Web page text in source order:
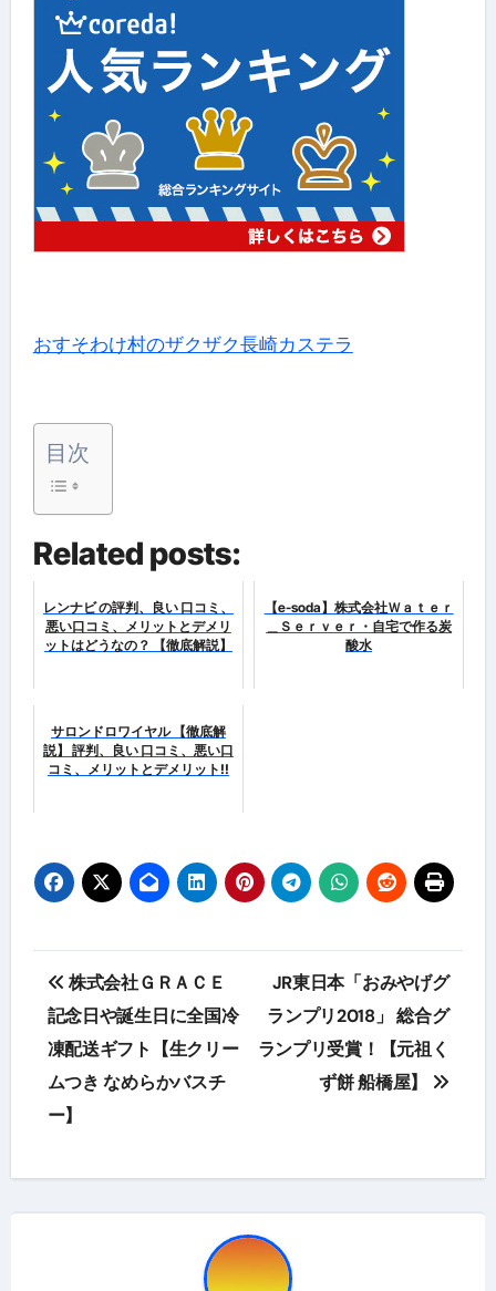
おすそわけ村のザクザク長崎カステラ
目次
Related posts:
レンナビ の評判、良い 口コミ、
悪い口コミ、メリットとデメリ
ットはどうなの？ 【徹底解説】
【e-soda】株式会社Ｗａｔｅｒ
＿Ｓｅｒｖｅｒ・自宅で作る炭
酸水
サロンドロワイヤル 【徹底解
説】 評判、良い 口コミ、悪い口
コミ、メリットとデメリット!!
投
稿
ナ
ビ
株式会社ＧＲＡＣＥ
記念日や誕生日に全国冷
凍配送ギフト【生クリー
ムつき なめらかバスチ
ー】
JR東日本「おみやげグ
ランプリ2018」 総合グ
ランプリ受賞！【元祖く
ず餅 船橋屋】